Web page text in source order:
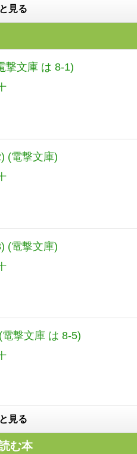
見る
撃文庫 は 8-1)
(電撃文庫)
(電撃文庫)
撃文庫 は 8-5)
見る
む本